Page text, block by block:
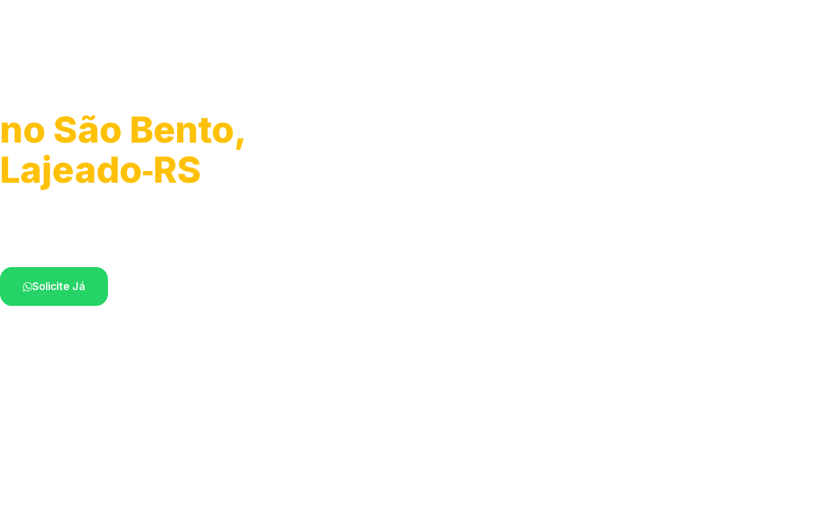
no São Bento,
Lajeado‑RS
Solicite Já